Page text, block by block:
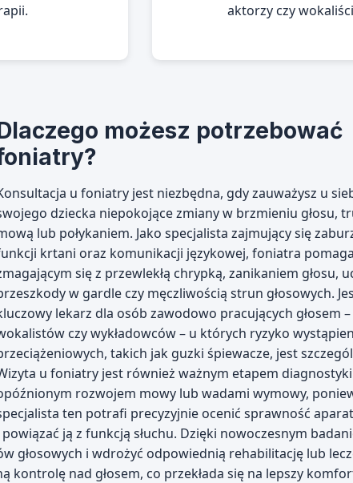
aktorzy czy
możesz potrzebować
u foniatry jest niezbędna, gdy zauważysz u
dziecka niepokojące zmiany w brzmieniu głosu,
lub połykaniem. Jako specjalista zajmujący się
krtani oraz komunikacji językowej, foniatra
się z przewlekłą chrypką, zanikaniem głosu,
w gardle czy męczliwością strun głosowych.
lekarz dla osób zawodowo pracujących głosem
czy wykładowców – u których ryzyko
takich jak guzki śpiewacze, jest
u foniatry jest również ważnym etapem
rozwojem mowy lub wadami wymowy,
ten potrafi precyzyjnie ocenić sprawność
powiązać ją z funkcją słuchu. Dzięki nowoczesnym
głosowych i wdrożyć odpowiednią rehabilitację lub
nad głosem, co przekłada się na lepszy